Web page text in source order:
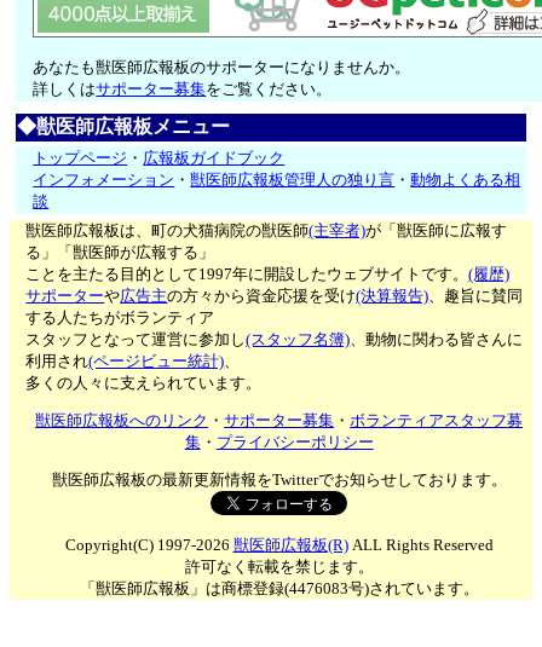
あなたも獣医師広報板のサポーターになりませんか。
詳しくはサポーター募集をご覧ください。
◆獣医師広報板メニュー
トップページ ・ 広報板ガイドブック
インフォメーション ・獣医師広報板管理人の独り言 ・動物よくある相
談
獣医師広報板は、町の犬猫病院の獣医師(主宰者)が「獣医師に広報す
る」「獣医師が広報する」
ことを主たる目的として1997年に開設したウェブサイトです。(履歴)
サポーターや広告主の方々から資金応援を受け(決算報告)、趣旨に賛同
する人たちがボランティア
スタッフとなって運営に参加し(スタッフ名簿)、動物に関わる皆さんに
利用され(ページビュー統計)、
多くの人々に支えられています。
獣医師広報板へのリンク ・サポーター募集 ・ボランティアスタッフ募
集・ プライバシーポリシー
獣医師広報板の最新更新情報をTwitterでお知らせしております。
Copyright(C) 1997-2026 獣医師広報板(R)ALL Rights Reserved
許可なく転載を禁じます。
「獣医師広報板」は商標登録(4476083号)されています。